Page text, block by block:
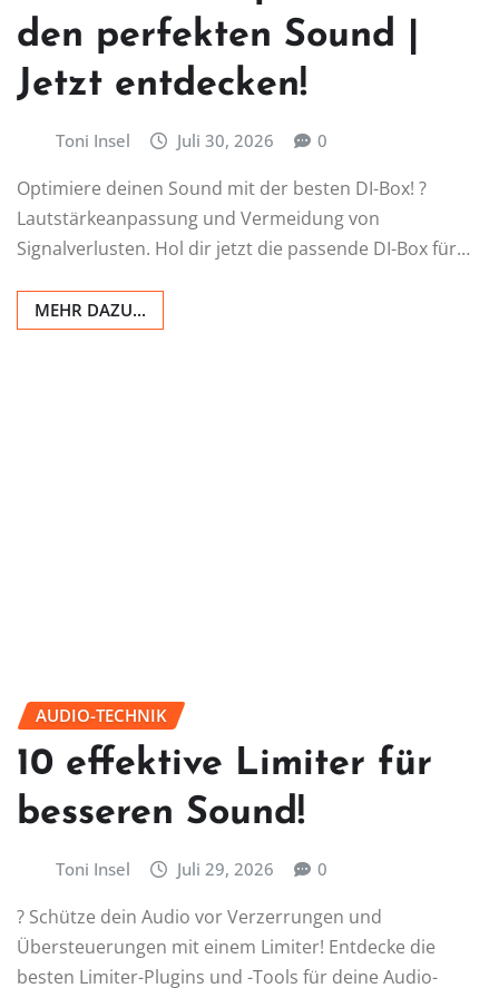
den perfekten Sound |
Jetzt entdecken!
Toni Insel Juli 30, 2026 0
Optimiere deinen Sound mit der besten DI-Box! ?
Lautstärkeanpassung und Vermeidung von
Signalverlusten. Hol dir jetzt die passende DI-Box für…
MEHR DAZU...
AUDIO-TECHNIK
10 effektive Limiter für
besseren Sound!
Toni Insel Juli 29, 2026 0
?️ Schütze dein Audio vor Verzerrungen und
Übersteuerungen mit einem Limiter! Entdecke die
besten Limiter-Plugins und -Tools für deine Audio-